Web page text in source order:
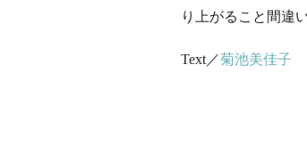
り上がること間違
Text／菊池美佳子